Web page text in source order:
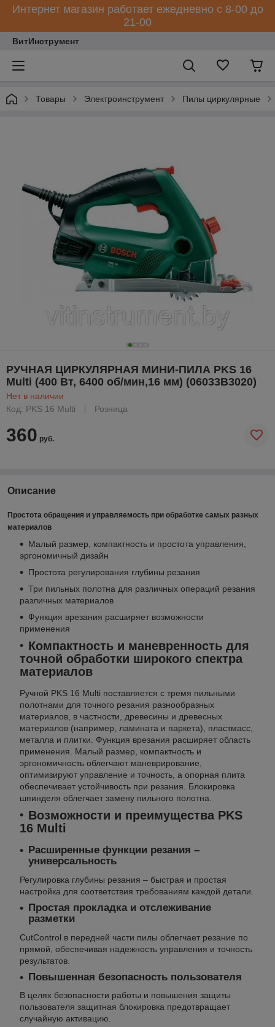
Интернет магазин работает ежедневно с 8-00 до
21-00
ВитИнструмент
Товары Электроинструмент Пилы циркулярные
РУЧНАЯ ЦИРКУЛЯРНАЯ МИНИ-ПИЛА PKS 16
Multi (400 Вт, 6400 об/мин,16 мм) (06033B3020)
Нет в наличии
Код: PKS 16 Multi
Розница
360 руб.
Описание
Простота обращения и управляемость при обработке самых разных
материалов
Малый размер, компактность и простота управления,
эргономичный дизайн
Простота регулирования глубины резания
Три пильных полотна для различных операций резания
различных материалов
Функция врезания расширяет возможности
применения
Компактность и маневренность для
точной обработки широкого спектра
материалов
Ручной PKS 16 Multi поставляется с тремя пильными
полотнами для точного резания разнообразных
материалов, в частности, древесины и древесных
материалов (например, ламината и паркета), пластмасс,
металла и плитки. Функция врезания расширяет область
применения. Малый размер, компактность и
эргономичность облегчают маневрирование,
оптимизируют управление и точность, а опорная плита
обеспечивает устойчивость при резания. Блокировка
шпинделя облегчает замену пильного полотна.
Возможности и преимущества PKS
16 Multi
Расширенные функции резания –
универсальность
Регулировка глубины резания – быстрая и простая
настройка для соответствия требованиям каждой детали.
Простая прокладка и отслеживание
разметки
CutControl в передней части пилы облегчает резание по
прямой, обеспечивая надежность управления и точность
результатов.
Повышенная безопасность пользователя
В целях безопасности работы и повышения защиты
пользователя защитная блокировка предотвращает
случайную активацию.